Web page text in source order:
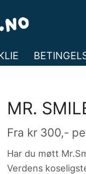
MR.
Fra kr300,-
Har du møtt
Verdens